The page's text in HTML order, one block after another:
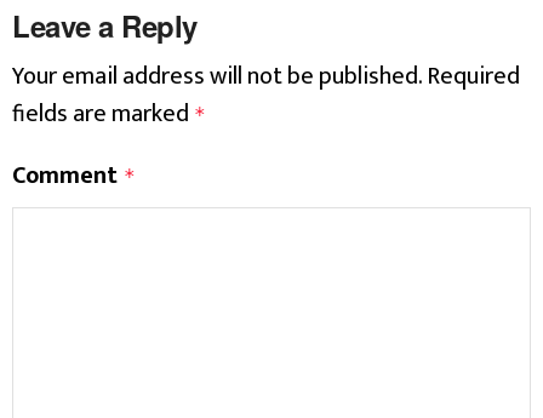
Leave a Reply
Your email address will not be published.Required
fields are marked *
Comment *